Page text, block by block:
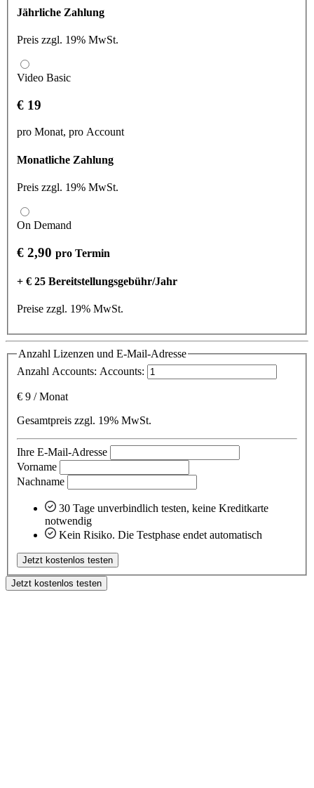
Jährliche Zahlung
Preis zzgl. 19% MwSt.
Video Basic
€ 19
pro Monat, pro Account
Monatliche Zahlung
Preis zzgl. 19% MwSt.
On Demand
€ 2,90 pro Termin
+ € 25 Bereitstellungsgebühr/Jahr
Preise zzgl. 19% MwSt.
Anzahl Lizenzen und E-Mail-Adresse
Anzahl Accounts: Accounts:
€ 9 /Monat
Gesamtpreis zzgl. 19% MwSt.
Ihre E-Mail-Adresse
Vorname
Nachname
30 Tage unverbindlich testen, keine Kreditkarte
notwendig
Kein Risiko. Die Testphase endet automatisch